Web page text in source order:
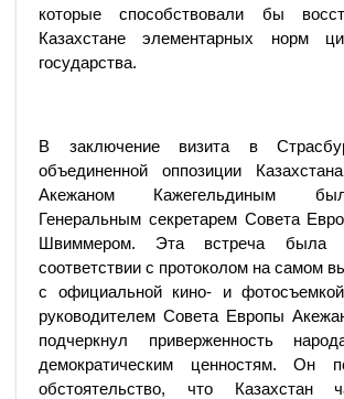
которые способствовали бы
Казахстане элементарных норм
государства.
В заключение визита в
объединенной оппозиции
Акежаном Кажегельдиным
Генеральным секретарем Совета
Швиммером. Эта встреча была
соответствии с протоколом на самом
с официальной кино- и
руководителем Совета Европы
подчеркнул приверженность
демократическим ценностям. Он
обстоятельство, что Казахстан